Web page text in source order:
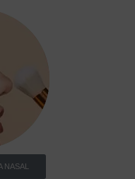
NASAL